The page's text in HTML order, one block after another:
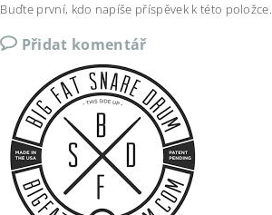
Buďte první, kdo napíše příspěvek k této položce.
Přidat komentář